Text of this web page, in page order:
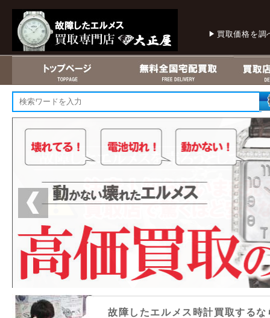
買取価格を調
故障したエルメス時計買取する